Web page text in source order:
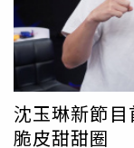
後卻選擇一名年
問：「香噴噴的
是什麼心理？」
為，感情吸引力
關係的，往往是情
通常更懂得傾聽
沈玉琳新節
脆皮甜甜圈